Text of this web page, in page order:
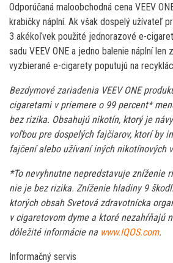
Odporúčaná maloobchodná cena VEEV
krabičky náplní. Ak však dospelý užívateľ
3 akékoľvek použité jednorazové e-
sadu VEEV ONE a jedno balenie náplní len
vyzbierané e-cigarety poputujú na
Bezdymové zariadenia VEEV ONE
cigaretami v priemere o 99 percent*
bez rizika. Obsahujú nikotín, ktorý je
voľbou pre dospelých fajčiarov, ktorí by
fajčení alebo užívaní iných nikotínových
*To nevyhnutne nepredstavuje zníženie
nie je bez rizika. Zníženie hladiny 9
ktorých obsah Svetová zdravotnícka
v cigaretovom dyme a ktoré nezahŕňajú
dôležité informácie na www.IQOS.com.
Informačný servis